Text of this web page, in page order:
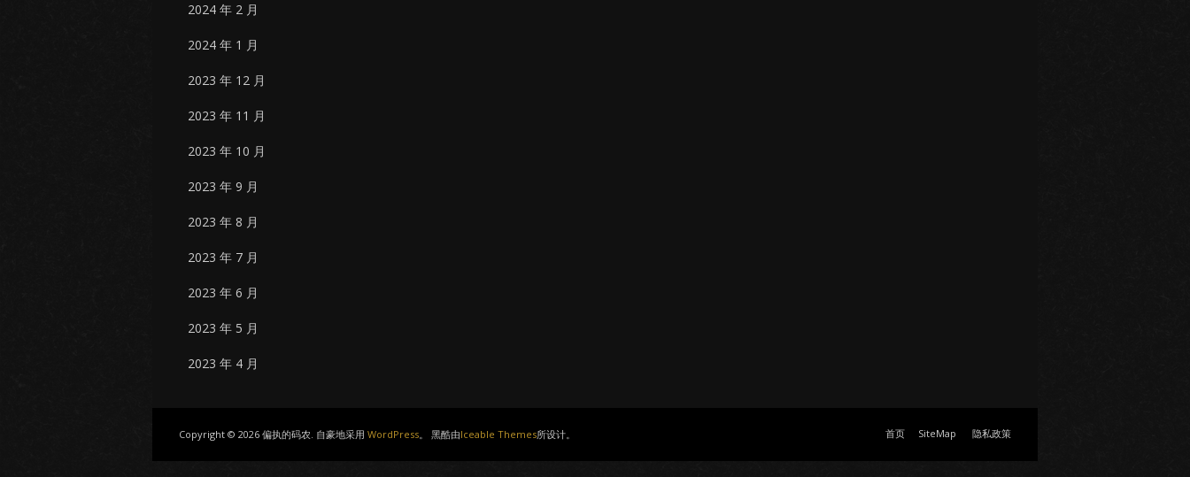
2024 年 2 月
2024 年 1 月
2023 年 12 月
2023 年 11 月
2023 年 10 月
2023 年 9 月
2023 年 8 月
2023 年 7 月
2023 年 6 月
2023 年 5 月
2023 年 4 月
Copyright © 2026 偏执的码农. 自豪地采用 WordPress。 黑酷由Iceable Themes所设计。 首页 SiteMap 隐私政策